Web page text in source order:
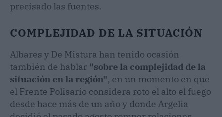
precisado las fuentes.
COMPLEJIDAD DE LA SITUACIÓN
Albares y De Mistura han tenido ocasión
también de hablar "sobre la complejidad de la
situación en la región", en un momento en que
el Frente Polisario considera roto el alto el fuego
desde hace más de un año y donde Argelia